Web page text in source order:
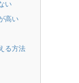
い
高い
る方法